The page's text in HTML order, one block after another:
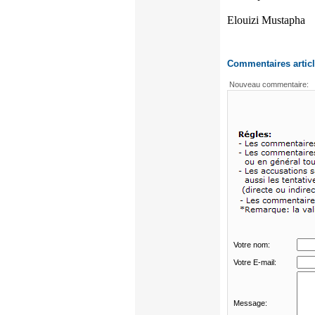
Elouizi Mustapha
Commentaires
Votre nom:
Votre E-mail:
Message: